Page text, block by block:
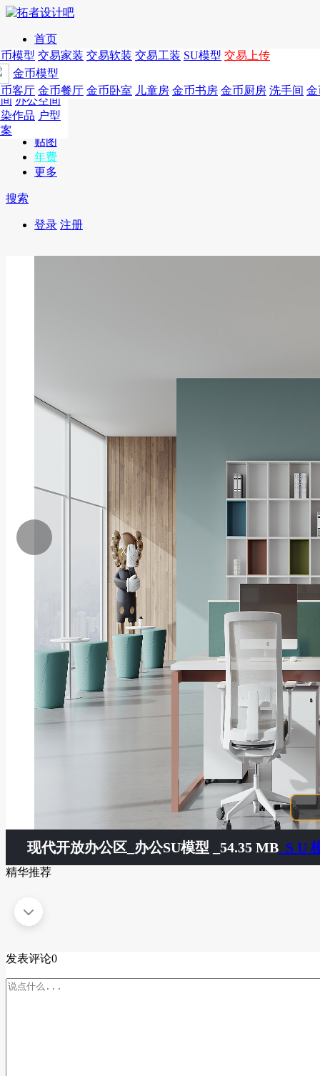
首页
发现
年费 作品 图纸 交易 软装 工装 SU模 金币
年费版块
费图纸 年费户型 年费高清 年费视频 年费模型 年费精选
作品
别墅 国外
酒店设计
设计 商业
办公空间
作品 户型
模型
模型 交易家装 交易软装 交易工装 SU模型 交易上传
金币模型
客厅 金币餐厅 金币卧室 儿童房 金币书房 金币厨房 洗手间 金
CAD
概念
贴图
年费
更多
搜索
登录 注册
现代开放办公区 _办公SU模型 _54.35 MB _S U
精华推荐
发表评论0